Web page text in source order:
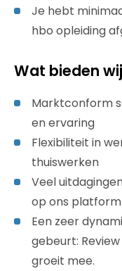
Je hebt
hbo opleiding
Wat bieden
Marktconform
en ervaring
Flexibiliteit in
thuiswerken
Veel
op ons platform.
Een zeer
gebeurt:
groeit mee.